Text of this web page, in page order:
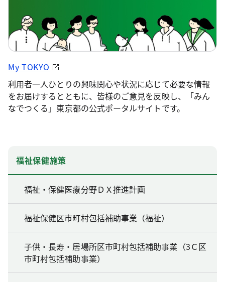
My TOKYO
利用者一人ひとりの興味関心や状況に応じて必要な情報
をお届けするとともに、皆様のご意見を反映し、「みん
なでつくる」東京都の公式ポータルサイトです。
福祉保健施策
福祉・保健医療分野ＤＸ推進計画
福祉保健区市町村包括補助事業（福祉）
子供・長寿・居場所区市町村包括補助事業（3Ｃ区
市町村包括補助事業）